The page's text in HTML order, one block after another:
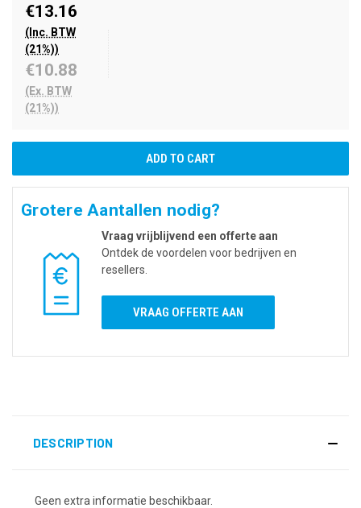
€13.16
(Inc. BTW
(21%))
€10.88
(Ex. BTW
(21%))
Grotere Aantallen nodig?
Vraag vrijblijvend een offerte aan
Ontdek de voordelen voor bedrijven en
resellers.
VRAAG OFFERTE AAN
DESCRIPTION
Geen extra informatie beschikbaar.